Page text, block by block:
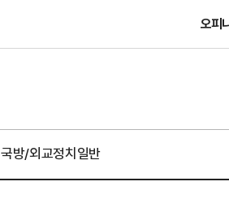
오피
국방/외교정치일반